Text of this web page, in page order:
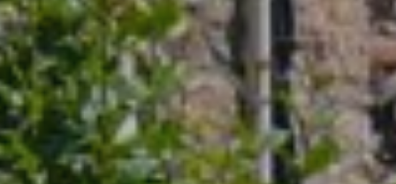
Este sitio web utiliza Cookies propias para recopilar
información con la finalidad de mejorar nuestros servicios.
Si continua navegando, supone la aceptación de la
instalación de las mismas. El usuario tiene la posibilidad
de configurar su navegador pudiendo, si así lo desea,
impedir que sean instaladas en su disco duro, aunque
deberá tener en cuenta que dicha acción podrá ocasionar
dificultades de navegación de la página web.
Analíticas y personalización